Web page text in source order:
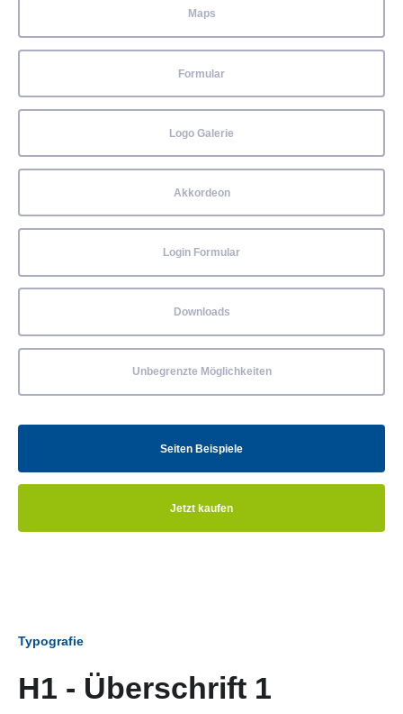
Maps
Formular
Logo Galerie
Akkordeon
Login Formular
Downloads
Unbegrenzte Möglichkeiten
Seiten Beispiele
Jetzt kaufen
Typografie
H1 - Überschrift 1